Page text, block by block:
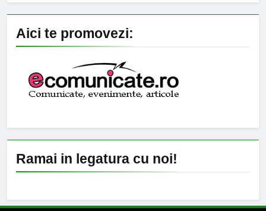
Aici te promovezi:
Ramai in legatura cu noi!